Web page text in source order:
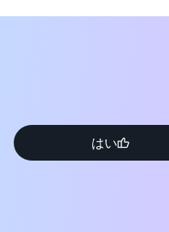
ートにより、複数のエン
チやハードウェアアップ
はい